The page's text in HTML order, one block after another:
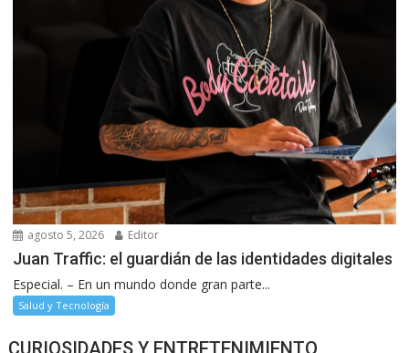
agosto 5, 2026 Editor
Juan Traffic: el guardián de las identidades digitales
Especial. – En un mundo donde gran parte...
Salud y Tecnología
CURIOSIDADES Y ENTRETENIMIENTO